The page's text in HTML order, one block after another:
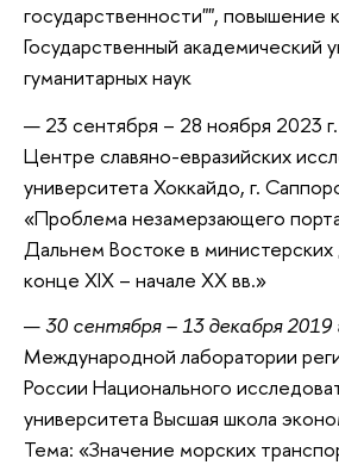
государственности"", повышение
Государственный академический
гуманитарных наук
23 сентября – 28 ноября 2023
Центре славяно-евразийских
университета Хоккайдо, г.
«Проблема незамерзающего
Дальнем Востоке в министерских
конце XIX – начале ХХ вв.»
30 сентября – 13 декабря 2019
Международной лаборатории
России Национального
университета Высшая школа
Тема: «Значение морских